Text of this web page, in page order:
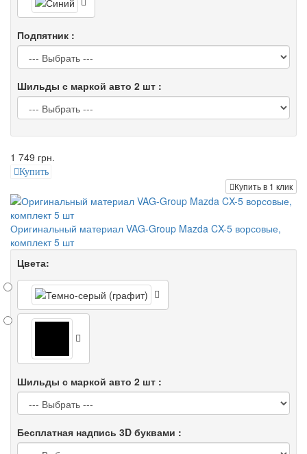
Подпятник :
Шильды с маркой авто 2 шт :
1 749 грн.
Купить
Купить в 1 клик
Оригинальный материал VAG-Group Mazda CX-5 ворсовые,
комплект 5 шт
Цвета:
Шильды с маркой авто 2 шт :
Бесплатная надпись 3D буквами :